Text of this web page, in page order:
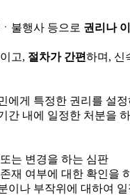
불행사 등으로 권리나
이고, 절차가 간편하며, 신
에게 특정한 권리를 설
간 내에 일정한 처분을
는 변경을 하는 심판
재 여부에 대한 확인을
이나 부작위에 대하여